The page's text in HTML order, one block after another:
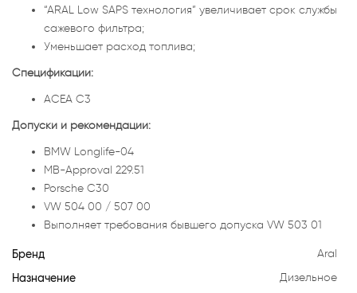
“ARAL Low SAPS технология” увеличивает срок службы
сажевого фильтра;
Умeньшает расход топлива;
Спецификации:
ACEA C3
Допуски и рекомендации:
BMW Longlife-04
MB-Approval 229.51
Porsche C30
VW 504 00 / 507 00
Выполняет требования бывшего допуска VW 503 01
Бренд Aral
Назначение Дизельное